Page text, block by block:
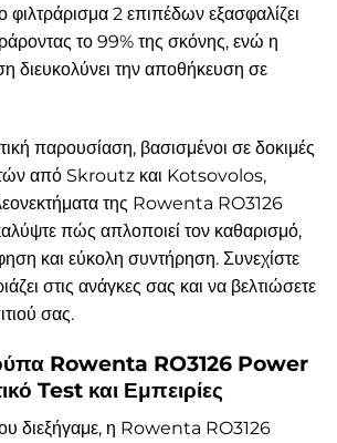
φιλτράρισμα 2 επιπέδων εξασφαλίζει
το 99% της σκόνης, ενώ η
διευκολύνει την αποθήκευση σε
παρουσίαση, βασισμένοι σε δοκιμές
από Skroutz και Kotsovolos,
της Rowenta RO3126
πώς απλοποιεί τον καθαρισμό,
και εύκολη συντήρηση. Συνεχίστε
στις ανάγκες σας και να βελτιώσετε
σας.
Rowenta RO3126 Power
Test και Εμπειρίες
διεξήγαμε, η Rowenta RO3126